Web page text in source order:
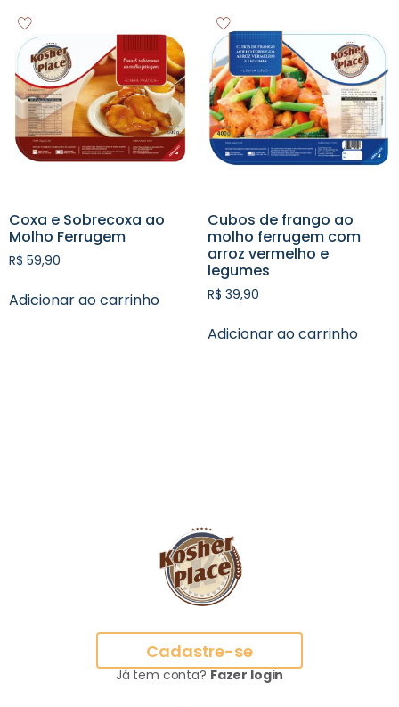
Coxa e Sobrecoxa ao
Molho Ferrugem
R$ 59,90
Adicionar ao carrinho
Cubos de frango ao
molho ferrugem com
arroz vermelho e
legumes
R$ 39,90
Adicionar ao carrinho
Cadastre-se
Já tem conta? Fazer login